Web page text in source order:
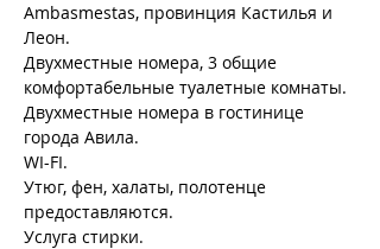
Ambasmestas, провинция Кастилья и
Леон.
Двухместные номера, 3 общие
комфортабельные туалетные комнаты.
Двухместные номера в гостинице
города Авила.
WI-FI.
Утюг, фен, халаты, полотенце
предоставляются.
Услуга стирки.